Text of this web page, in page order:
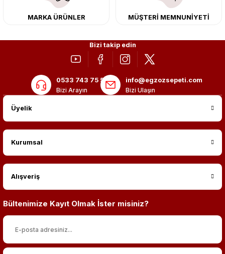
5.000,00 TL
MARKA ÜRÜNLER MÜŞTERİ MEMNUNİYETİ
Bizi takip edin
0533 743 75 56
Bizi Arayın
info@egzozsepeti.com
Bizi Ulaşın
Üyelik
Kurumsal
Alışveriş
Bültenimize Kayıt Olmak İster misiniz?